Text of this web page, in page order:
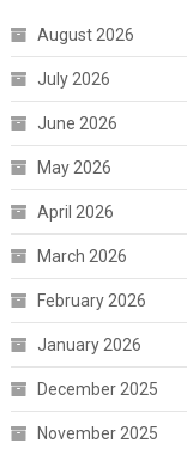
August 2026
July 2026
June 2026
May 2026
April 2026
March 2026
February 2026
January 2026
December 2025
November 2025